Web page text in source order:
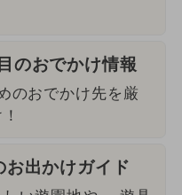
のおでかけ情報
のおでかけ先を厳
お出かけガイド